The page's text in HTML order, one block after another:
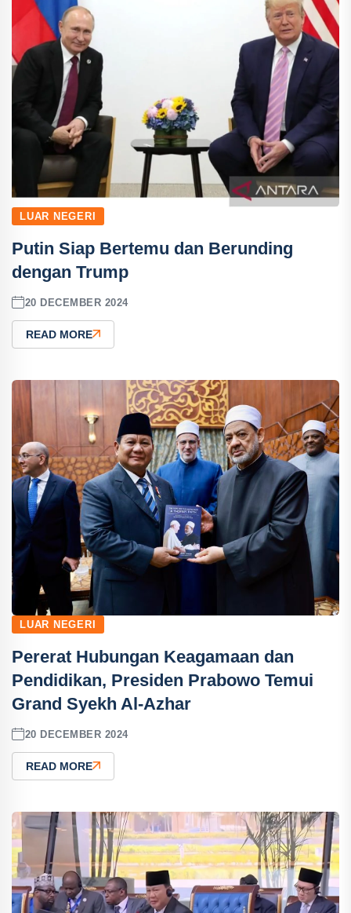
LUAR NEGERI
Putin Siap Bertemu dan Berunding
dengan Trump
20 DECEMBER 2024
READ MORE
LUAR NEGERI
Pererat Hubungan Keagamaan dan
Pendidikan, Presiden Prabowo Temui
Grand Syekh Al-Azhar
20 DECEMBER 2024
READ MORE